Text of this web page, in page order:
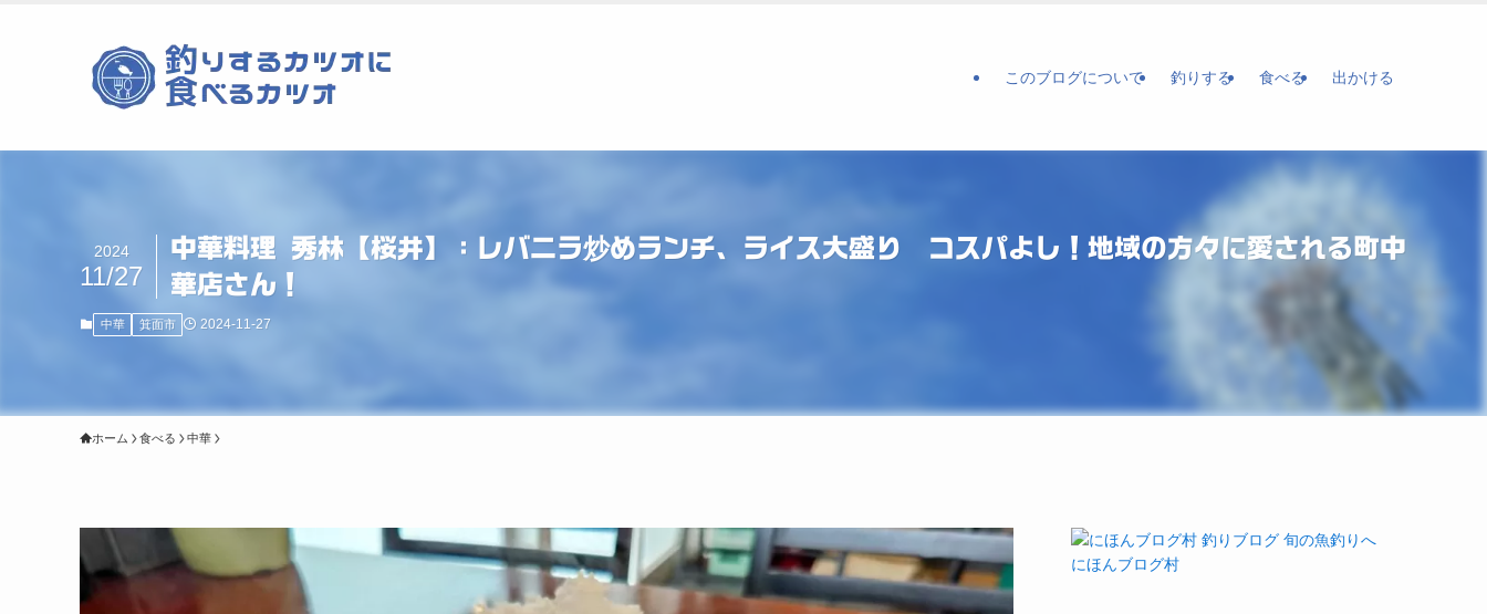
このブログについて 釣りする 食べる 出かける
中華料理 秀林【桜井】：レバニラ炒めランチ、ライス大盛り コスパよし！地域の方々に愛される町中
華店さん！
2024
11/27
中華 箕面市 2024-11-27
ホーム 食べる 中華
にほんブログ村